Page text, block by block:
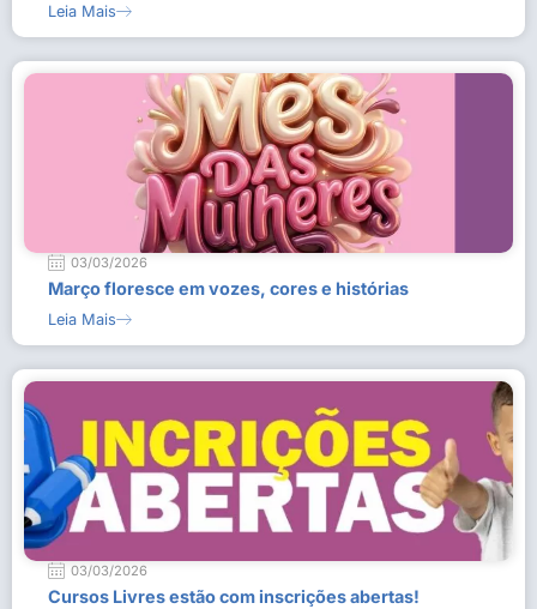
Leia Mais
03/03/2026
Março floresce em vozes, cores e histórias
Leia Mais
03/03/2026
Cursos Livres estão com inscrições abertas!